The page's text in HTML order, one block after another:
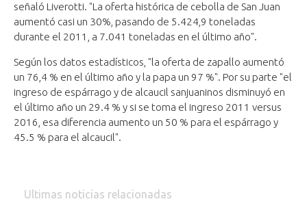
señaló Liverotti. "La oferta histórica de cebolla de San Juan
aumentó casi un 30%, pasando de 5.424,9 toneladas
durante el 2011, a 7.041 toneladas en el último año".
Según los datos estadísticos, "la oferta de zapallo aumentó
un 76,4 % en el último año y la papa un 97 %". Por su parte "el
ingreso de espárrago y de alcaucil sanjuaninos disminuyó en
el último año un 29.4 % y si se toma el ingreso 2011 versus
2016, esa diferencia aumento un 50 % para el espárrago y
45.5 % para el alcaucil".
Ultimas noticias relacionadas